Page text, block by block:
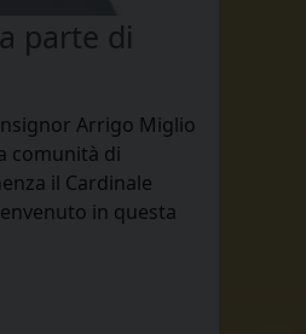
parte di
Arrigo Miglio
comunità di
il Cardinale
in questa